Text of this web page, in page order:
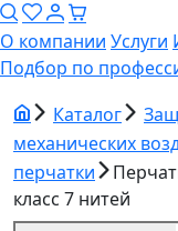
О компании Услуги
Подбор по
Каталог
механических
перчатки
класс 7 нитей